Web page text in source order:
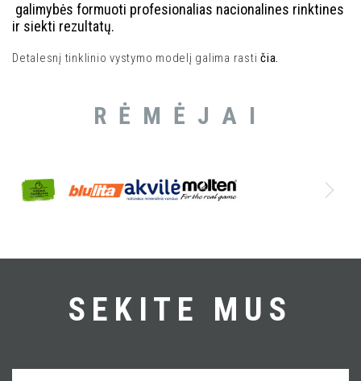
galimybės formuoti profesionalias nacionalines rinktines
ir siekti rezultatų.
Detalesnį tinklinio vystymo modelį galima rasti čia.
RĖMĖJAI
SEKITE MUS